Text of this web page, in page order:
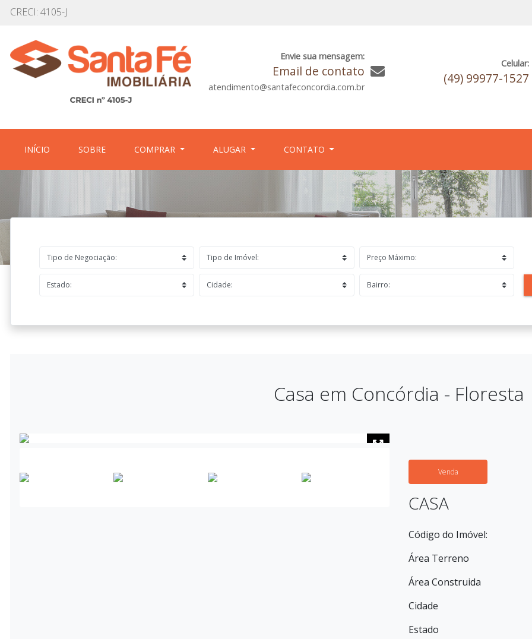
CRECI: 4105-J
Envie sua mensagem:
Email de contato
atendimento@santafeconcordia.com.br
Celular:
(49) 99977-1527
INÍCIO (CURRENT)SOBRE(CURRENT)COMPRAR ALUGAR CONTATO
Casa em Concórdia - Floresta
Venda
CASA
Código do Imóvel:
Área Terreno
Área Construida
Cidade
Estado